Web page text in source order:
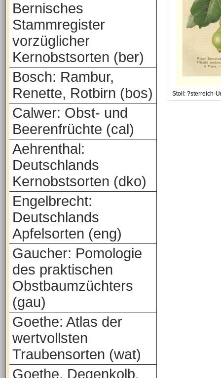
Bernisches
Stammregister
vorzüglicher
Kernobstsorten (ber)
Bosch: Rambur,
Renette, Rotbirn (bos)
Calwer: Obst- und
Beerenfrüchte (cal)
Aehrenthal:
Deutschlands
Kernobstsorten (dko)
Engelbrecht:
Deutschlands
Apfelsorten (eng)
Gaucher: Pomologie
des praktischen
Obstbaumzüchters
(gau)
Goethe: Atlas der
wertvollsten
Traubensorten (wat)
Goethe, Degenkolb,
Stoll: ?sterreich-